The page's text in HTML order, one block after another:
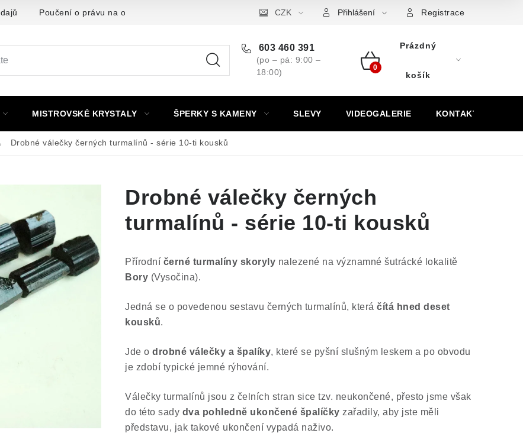
Poučení o právu na odstoupení od smlouvy Puncovní značky Výkup minerálů a drahých kamenů
CZK Přihlášení Registrace
603 460 391
(po – pá: 9:00 –
18:00)
Nákupní
Prázdný
košík
MISTROVSKÉ KRYSTALY ŠPERKY S KAMENY SLEVY VIDEOGALERIE KONTAKT
Drobné válečky černých turmalínů - série 10-ti kousků
Drobné válečky černých
turmalínů - série 10-ti kousků
Přírodní černé turmalíny skoryly nalezené na významné šutrácké lokalitě
Bory (Vysočina).
Jedná se o povedenou sestavu černých turmalínů, která čítá hned deset
kousků.
Jde o drobné válečky a špalíky, které se pyšní slušným leskem a po obvodu
je zdobí typické jemné rýhování.
Válečky turmalínů jsou z čelních stran sice tzv. neukončené, přesto jsme však
do této sady dva pohledně ukončené špalíčky zařadily, aby jste měli
představu, jak takové ukončení vypadá naživo.